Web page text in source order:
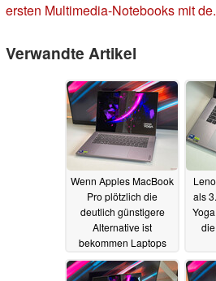
ersten Multimedia-Notebooks mit
Verwandte Artikel
Wenn Apples MacBook
Pro plötzlich die
deutlich günstigere
Alternative ist
bekommen Laptops
wie das Lenovo Yoga
Pro 7i 15 ein Problem
als